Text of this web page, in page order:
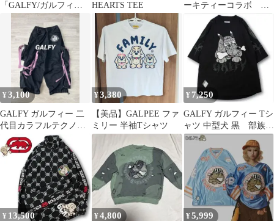
「GALFY/ガルフィ
ー」用無しワイドスウ
ェットパンツ 大型犬
XL
HEARTS TEE
ーキティーコラボ ツ
¥3,100
GALFY ガルフィー 二
代目カラフルテクノパ
ンツ カーゴパンツ 大型
犬
¥3,380
【美品】GALPEE ファ
ミリー 半袖Tシャツ
¥ 7,250
GALFY ガルフィー Tシ
ャツ 中型犬 黒 部族
tee
¥ 13,500 ¥4,800 ¥5,999